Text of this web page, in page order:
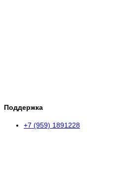
Поддержка
+7 (959) 1891228